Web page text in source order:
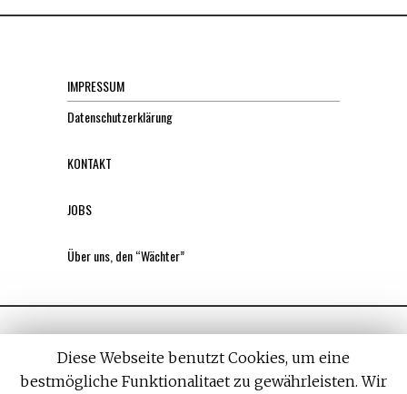
IMPRESSUM
Datenschutzerklärung
KONTAKT
JOBS
Über uns, den “Wächter”
Diese Webseite benutzt Cookies, um eine
bestmögliche Funktionalitaet zu gewährleisten. Wir